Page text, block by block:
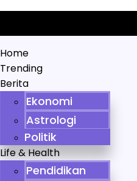
Home
Trending
Berita
Ekonomi
Astrologi
Politik
Life & Health
Pendidikan